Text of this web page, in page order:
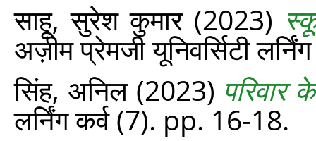
साहू, सुरेश कुमार(2023)
अज़ीम प्रेमजी यूनिवर्सिटी
सिंह, अनिल(2023)
लर्निंग कर्व (7). pp. 16-18.